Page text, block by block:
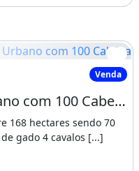
com 100 Cabeça
Venda
Fazenda em Manoel Urbano com 100 Cabeça de Gado
168 hectares sendo 70
gado 4 cavalos [...]